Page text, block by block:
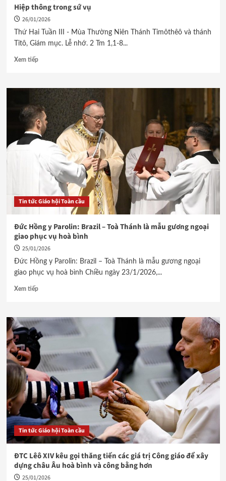
Hiệp thông trong sứ vụ
26/01/2026
Thứ Hai Tuần III - Mùa Thường Niên Thánh Timôthêô và thánh
Titô, Giám mục. Lễ nhớ. 2 Tm 1,1-8...
Xem tiếp
Tin tức Giáo hội Toàn cầu
Đức Hồng y Parolin: Brazil – Toà Thánh là mẫu gương ngoại
giao phục vụ hoà bình
25/01/2026
Đức Hồng y Parolin: Brazil – Toà Thánh là mẫu gương ngoại
giao phục vụ hoà bình Chiều ngày 23/1/2026,...
Xem tiếp
Tin tức Giáo hội Toàn cầu
ĐTC Lêô XIV kêu gọi thăng tiến các giá trị Công giáo để xây
dựng châu Âu hoà bình và công bằng hơn
25/01/2026